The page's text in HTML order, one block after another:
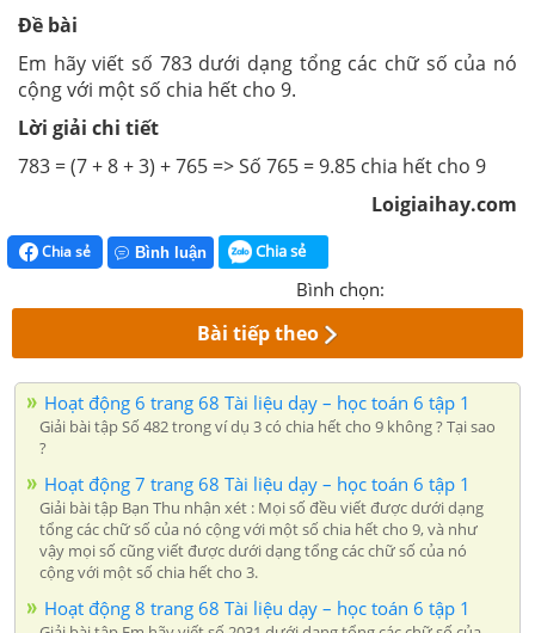
Đề bài
Em hãy viết số 783 dưới dạng tổng các chữ số của nó
cộng với một số chia hết cho 9.
Lời giải chi tiết
783 = (7 + 8 + 3) + 765 => Số 765 = 9.85 chia hết cho 9
Loigiaihay.com
Chia sẻ Bình luận Chia sẻ
Bình chọn:
Bài tiếp theo
Hoạt động 6 trang 68 Tài liệu dạy – học toán 6 tập 1
Giải bài tập Số 482 trong ví dụ 3 có chia hết cho 9 không ? Tại sao
?
Hoạt động 7 trang 68 Tài liệu dạy – học toán 6 tập 1
Giải bài tập Bạn Thu nhận xét : Mọi số đều viết được dưới dạng
tổng các chữ số của nó cộng với một số chia hết cho 9, và như
vậy mọi số cũng viết được dưới dạng tổng các chữ số của nó
cộng với một số chia hết cho 3.
Hoạt động 8 trang 68 Tài liệu dạy – học toán 6 tập 1